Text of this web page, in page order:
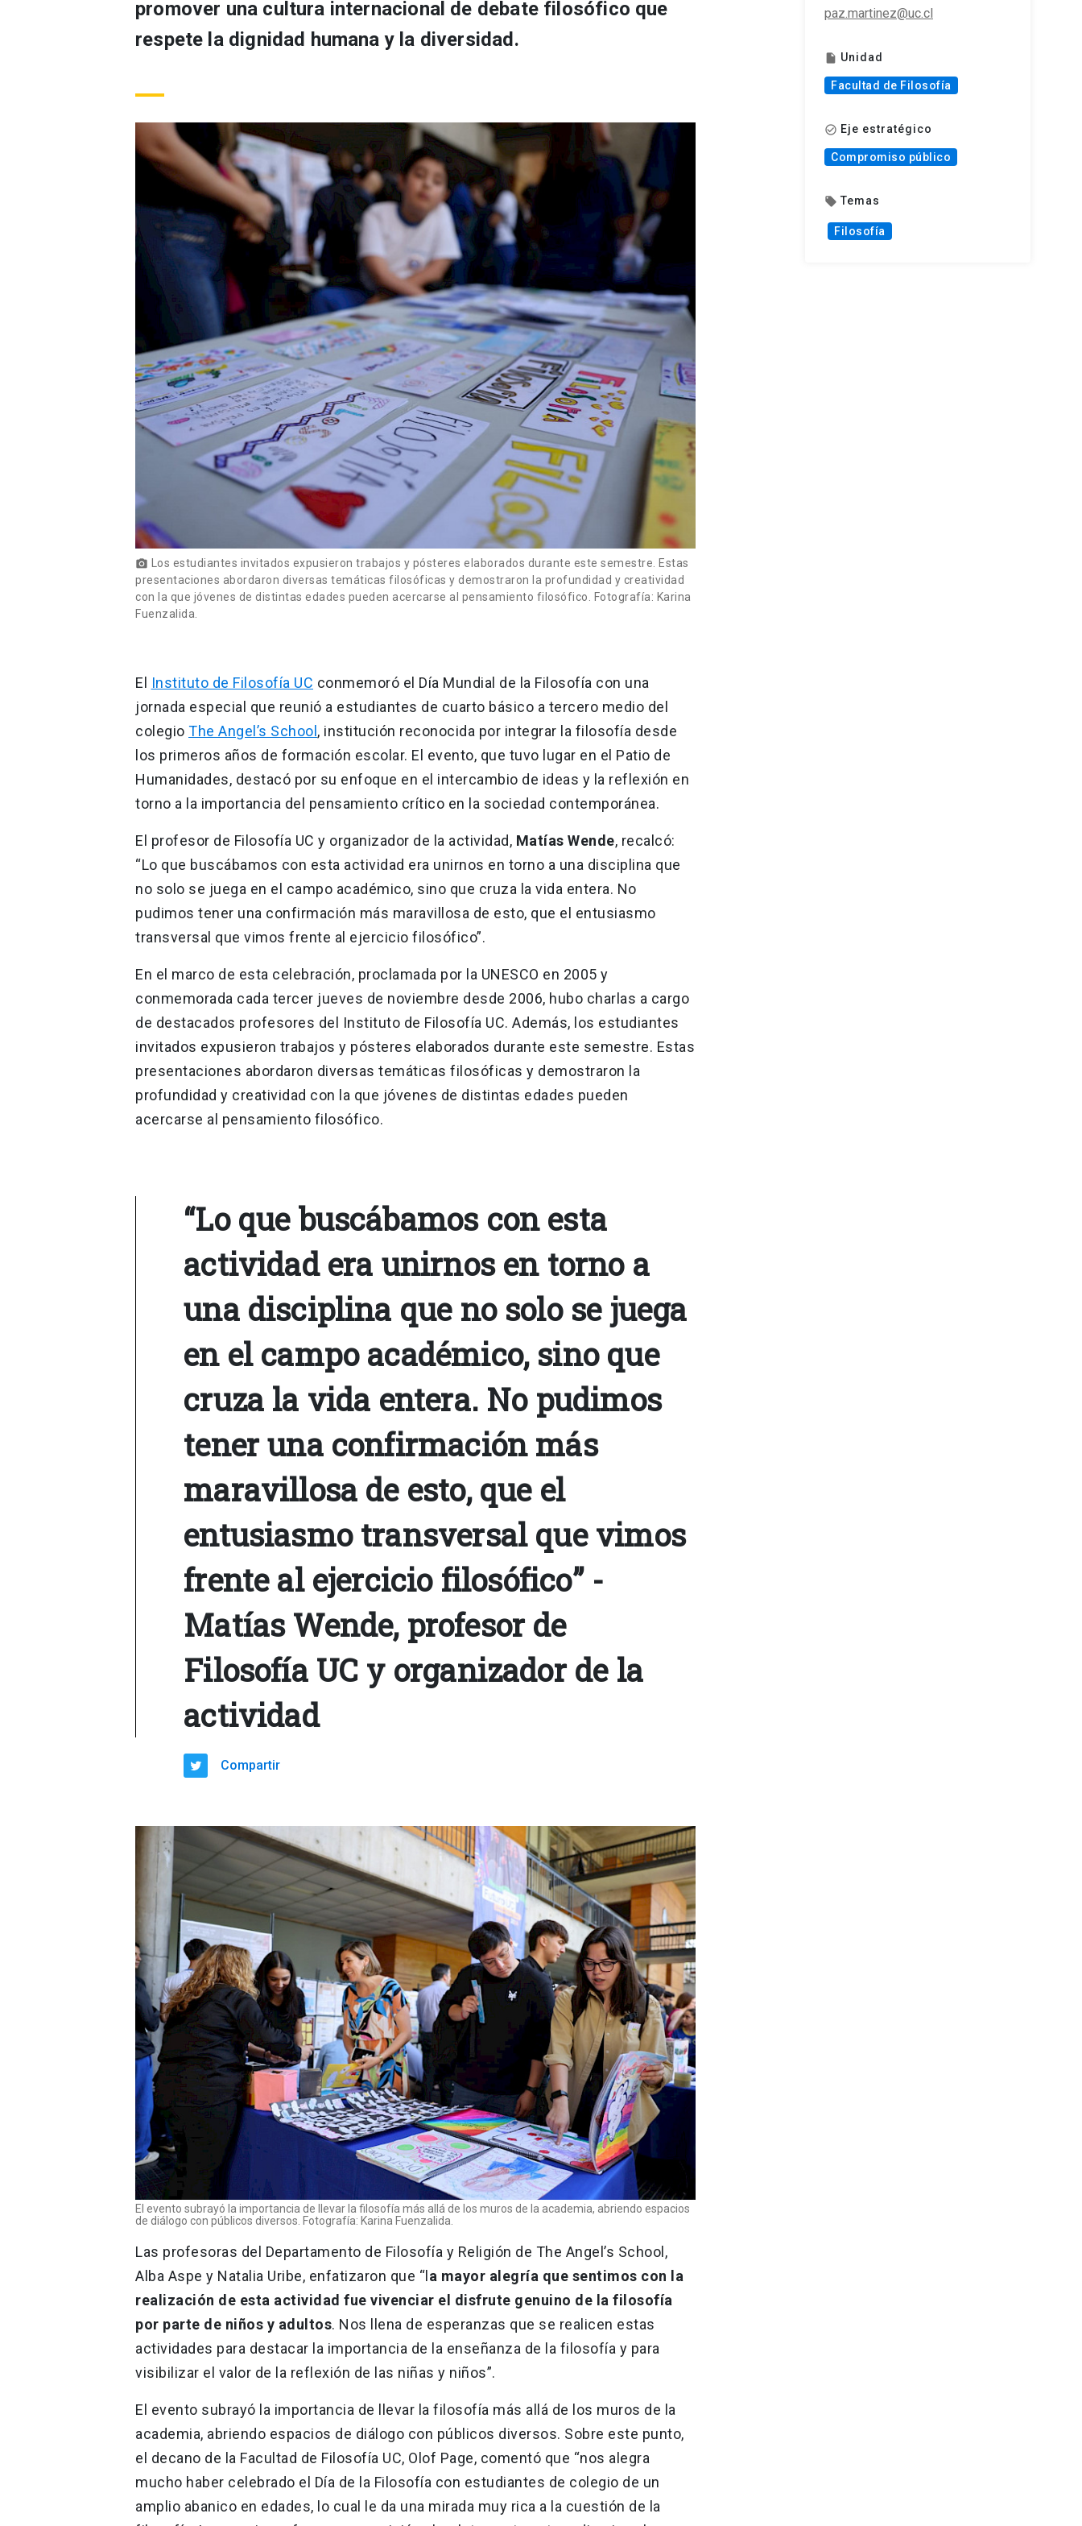
promover una cultura internacional de debate filosófico que
respete la dignidad humana y la diversidad.
photo_camera Los estudiantes invitados expusieron trabajos y pósteres elaborados durante este semestre. Estas
presentaciones abordaron diversas temáticas filosóficas y demostraron la profundidad y creatividad
con la que jóvenes de distintas edades pueden acercarse al pensamiento filosófico. Fotografía: Karina
Fuenzalida.
El Instituto de Filosofía UC conmemoró el Día Mundial de la Filosofía con una
jornada especial que reunió a estudiantes de cuarto básico a tercero medio del
colegio The Angel’s School , institución reconocida por integrar la filosofía desde
los primeros años de formación escolar. El evento, que tuvo lugar en el Patio de
Humanidades, destacó por su enfoque en el intercambio de ideas y la reflexión en
torno a la importancia del pensamiento crítico en la sociedad contemporánea.
El profesor de Filosofía UC y organizador de la actividad, Matías Wende, recalcó:
“Lo que buscábamos con esta actividad era unirnos en torno a una disciplina que
no solo se juega en el campo académico, sino que cruza la vida entera. No
pudimos tener una confirmación más maravillosa de esto, que el entusiasmo
transversal que vimos frente al ejercicio filosófico”.
En el marco de esta celebración, proclamada por la UNESCO en 2005 y
conmemorada cada tercer jueves de noviembre desde 2006, hubo charlas a cargo
de destacados profesores del Instituto de Filosofía UC. Además, los estudiantes
invitados expusieron trabajos y pósteres elaborados durante este semestre. Estas
presentaciones abordaron diversas temáticas filosóficas y demostraron la
profundidad y creatividad con la que jóvenes de distintas edades pueden
acercarse al pensamiento filosófico.
“Lo que buscábamos con esta
actividad era unirnos en torno a
una disciplina que no solo se juega
en el campo académico, sino que
cruza la vida entera. No pudimos
tener una confirmación más
maravillosa de esto, que el
entusiasmo transversal que vimos
frente al ejercicio filosófico” -
Matías Wende, profesor de
Filosofía UC y organizador de la
actividad
Compartir
El evento subrayó la importancia de llevar la filosofía más allá de los muros de la academia, abriendo espacios
de diálogo con públicos diversos. Fotografía: Karina Fuenzalida.
Las profesoras del Departamento de Filosofía y Religión de The Angel’s School,
Alba Aspe y Natalia Uribe, enfatizaron que “l a mayor alegría que sentimos con la
realización de esta actividad fue vivenciar el disfrute genuino de la filosofía
por parte de niños y adultos. Nos llena de esperanzas que se realicen estas
actividades para destacar la importancia de la enseñanza de la filosofía y para
visibilizar el valor de la reflexión de las niñas y niños”.
El evento subrayó la importancia de llevar la filosofía más allá de los muros de la
academia, abriendo espacios de diálogo con públicos diversos. Sobre este punto,
el decano de la Facultad de Filosofía UC, Olof Page, comentó que “nos alegra
mucho haber celebrado el Día de la Filosofía con estudiantes de colegio de un
amplio abanico en edades, lo cual le da una mirada muy rica a la cuestión de la
paz.martinez@uc.cl
insert_drive_file Unidad
Facultad de Filosofía
check_circle_outline Eje estratégico
Compromiso público
local_offer Temas
Filosofía